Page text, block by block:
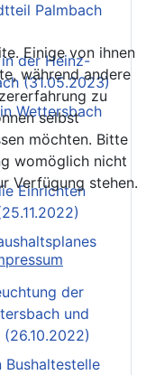
Palmbach
der Heinz-
(31.05.2023)
Wettersbach
Einrichten
der
und
Bushaltestelle
Einige von ihnen
während andere
zu
selbst
möchten. Bitte
womöglich nicht
Verfügung stehen.